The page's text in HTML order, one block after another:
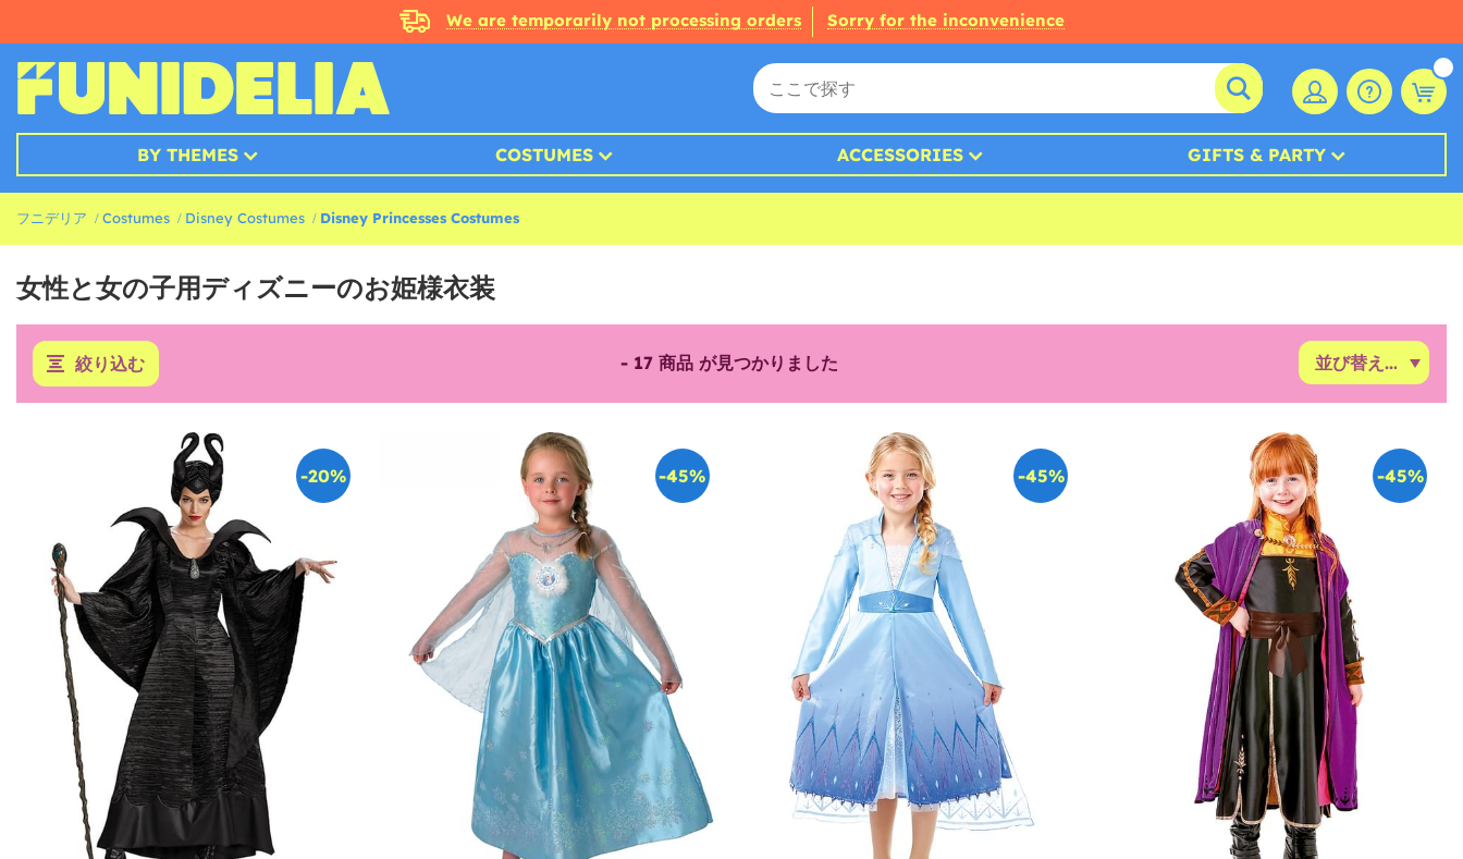
We are temporarily not processing orders Sorry for the inconvenience
BY THEMES COSTUMES ACCESSORIES GIFTS & PARTY
フニデリア Costumes Disney Costumes Disney Princesses Costumes
女性と女の子用ディズニーのお姫様衣装
絞り込む - 17商品 が見つかりました
-20% -45% -45% -45%